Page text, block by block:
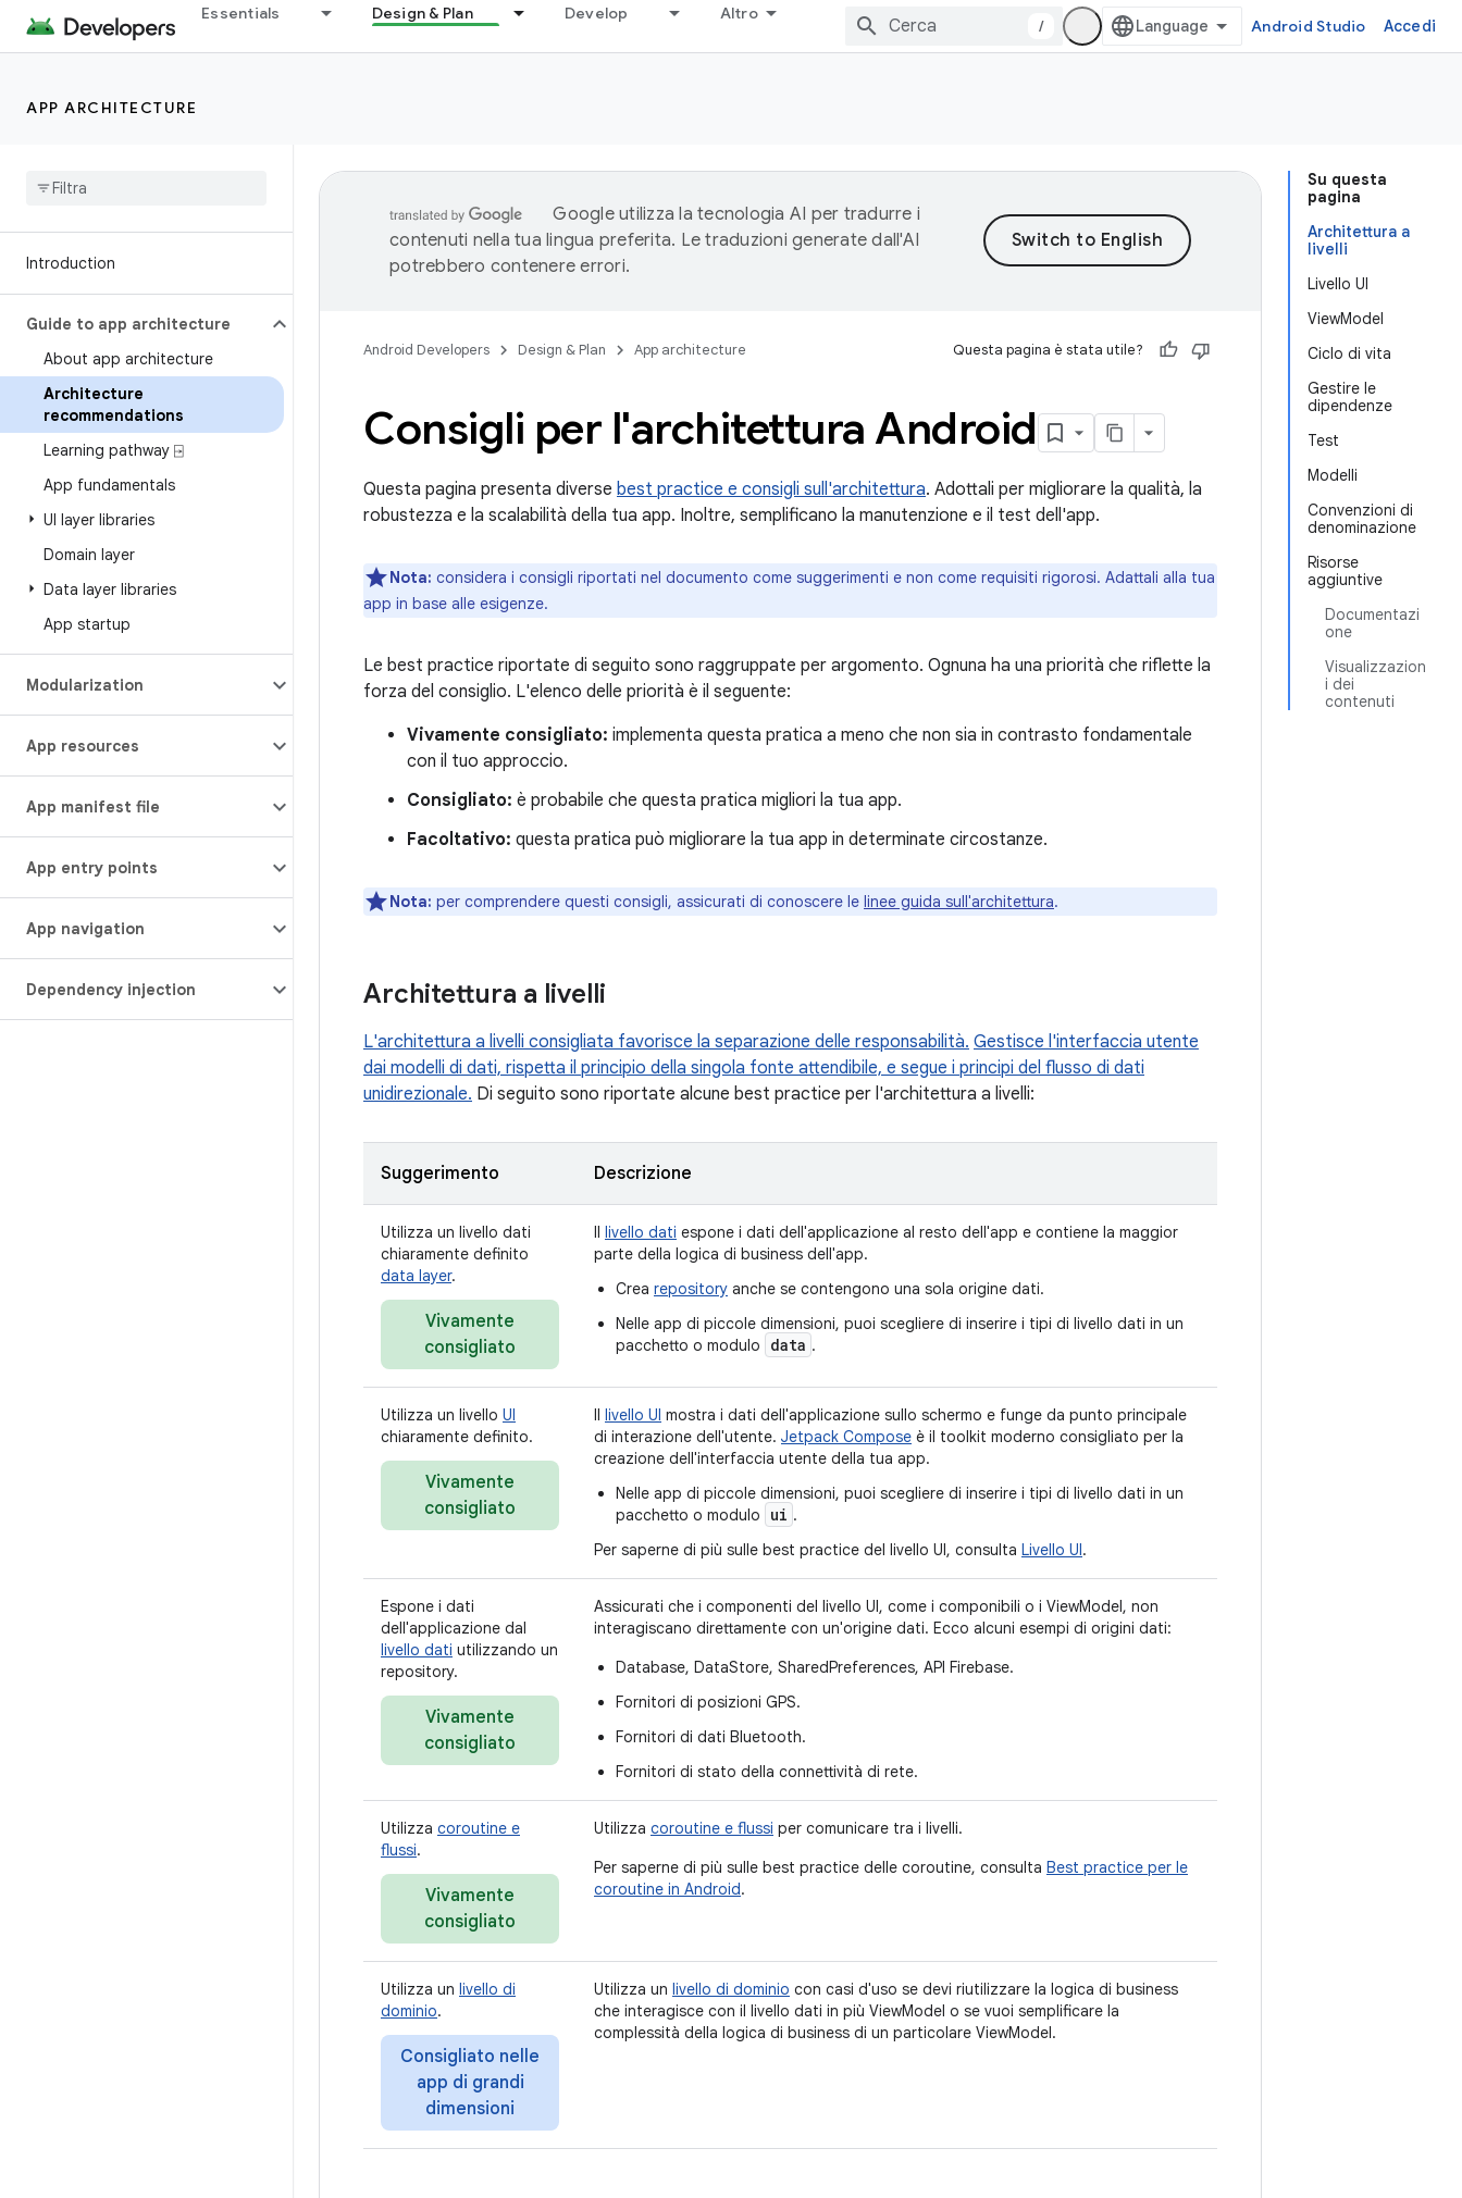
Essentials Design & Plan Develop Altro
/ Android Studio Accedi
APP ARCHITECTURE
Introduction
Guide to app architecture
About app architecture
Architecture
recommendations
Learning pathway ⍈
App fundamentals
UI layer libraries
Domain layer
Data layer libraries
App startup
Modularization
App resources
App manifest file
App entry points
App navigation
Dependency injection
Su questa
pagina
Architettura a
livelli
Livello UI
ViewModel
Ciclo di vita
Gestire le
dipendenze
Test
Modelli
Convenzioni di
denominazione
Risorse
aggiuntive
Documentazi
one
Visualizzazion
i dei
contenuti
Google utilizza la tecnologia AI per tradurre i
contenuti nella tua lingua preferita. Le traduzioni generate dall'AI
potrebbero contenere errori.
Android Developers Design & Plan App architecture Questa pagina è stata utile?
Consigli per l'architettura Android
Questa pagina presenta diverse best practice e consigli sull'architettura. Adottali per migliorare la qualità, la
robustezza e la scalabilità della tua app. Inoltre, semplificano la manutenzione e il test dell'app.
Nota: considera i consigli riportati nel documento come suggerimenti e non come requisiti rigorosi. Adattali alla tua
app in base alle esigenze.
Le best practice riportate di seguito sono raggruppate per argomento. Ognuna ha una priorità che riflette la
forza del consiglio. L'elenco delle priorità è il seguente:
Vivamente consigliato: implementa questa pratica a meno che non sia in contrasto fondamentale
con il tuo approccio.
Consigliato: è probabile che questa pratica migliori la tua app.
Facoltativo: questa pratica può migliorare la tua app in determinate circostanze.
Nota: per comprendere questi consigli, assicurati di conoscere le linee guida sull'architettura.
Architettura a livelli
L'architettura a livelli consigliata favorisce la separazione delle responsabilità. Gestisce l'interfaccia utente
dai modelli di dati, rispetta il principio della singola fonte attendibile, e segue i principi del flusso di dati
unidirezionale. Di seguito sono riportate alcune best practice per l'architettura a livelli:
Suggerimento Descrizione
Utilizza un livello dati
chiaramente definito
data layer.
Vivamente
consigliato
Il livello dati espone i dati dell'applicazione al resto dell'app e contiene la maggior
parte della logica di business dell'app.
Crea repository anche se contengono una sola origine dati.
Nelle app di piccole dimensioni, puoi scegliere di inserire i tipi di livello dati in un
pacchetto o modulo
data .
Utilizza un livello UI
chiaramente definito.
Vivamente
consigliato
Il livello UI mostra i dati dell'applicazione sullo schermo e funge da punto principale
di interazione dell'utente. Jetpack Compose è il toolkit moderno consigliato per la
creazione dell'interfaccia utente della tua app.
Nelle app di piccole dimensioni, puoi scegliere di inserire i tipi di livello dati in un
pacchetto o modulo
ui .
Per saperne di più sulle best practice del livello UI, consulta Livello UI.
Espone i dati
dell'applicazione dal
livello dati utilizzando un
repository.
Vivamente
consigliato
Assicurati che i componenti del livello UI, come i componibili o i ViewModel, non
interagiscano direttamente con un'origine dati. Ecco alcuni esempi di origini dati:
Database, DataStore, SharedPreferences, API Firebase.
Fornitori di posizioni GPS.
Fornitori di dati Bluetooth.
Fornitori di stato della connettività di rete.
Utilizza coroutine e
flussi.
Vivamente
consigliato
Utilizza coroutine e flussi per comunicare tra i livelli.
Per saperne di più sulle best practice delle coroutine, consulta Best practice per le
coroutine in Android.
Utilizza un livello di
dominio.
Consigliato nelle
app di grandi
dimensioni
Utilizza un livello di dominio con casi d'uso se devi riutilizzare la logica di business
che interagisce con il livello dati in più ViewModel o se vuoi semplificare la
complessità della logica di business di un particolare ViewModel.